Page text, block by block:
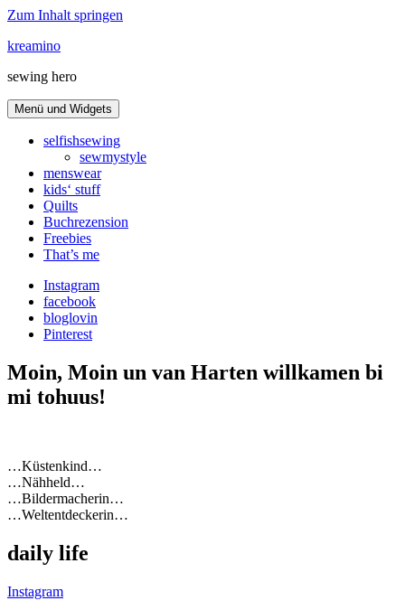
Zum Inhalt springen
kreamino
sewing hero
Menü und Widgets
selfishsewing
sewmystyle
menswear
kids‘ stuff
Quilts
Buchrezension
Freebies
That’s me
Instagram
facebook
bloglovin
Pinterest
Moin, Moin un van Harten willkamen bi
mi tohuus!
…Küstenkind…
…Nähheld…
…Bildermacherin…
…Weltentdeckerin…
daily life
Instagram